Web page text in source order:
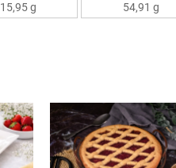
15,95 g
54,91 g